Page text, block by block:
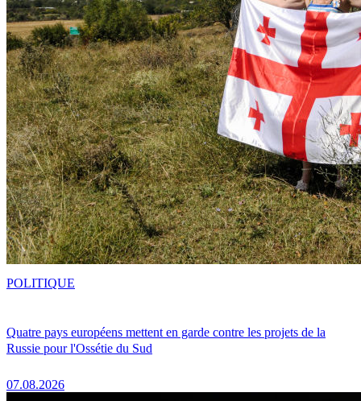
Quatre pays européens mettent en garde contre les projets de la
Russie pour l'Ossétie du Sud
07.08.2026
POLITIQUE